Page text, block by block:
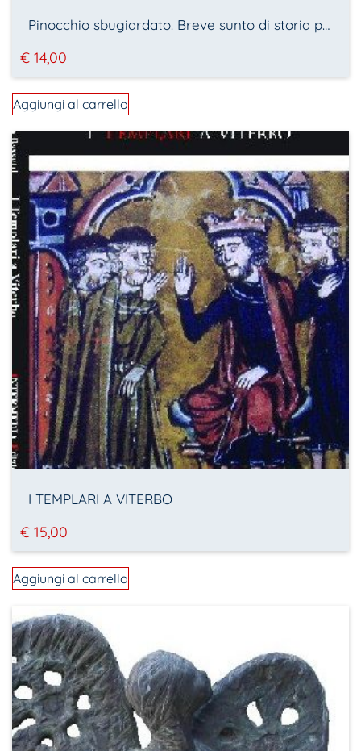
Pinocchio sbugiardato. Breve sunto di storia per ragazzi liberi
€ 14,00
Aggiungi al carrello
I TEMPLARI A VITERBO
€ 15,00
Aggiungi al carrello